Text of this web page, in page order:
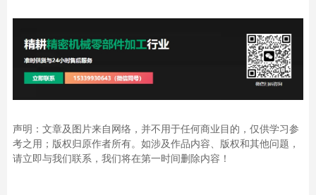
声明：文章及图片来自网络，并不用于任何商业目的，仅供学习参
考之用；版权归原作者所有。如涉及作品内容、版权和其他问题，
请立即与我们联系，我们将在第一时间删除内容！